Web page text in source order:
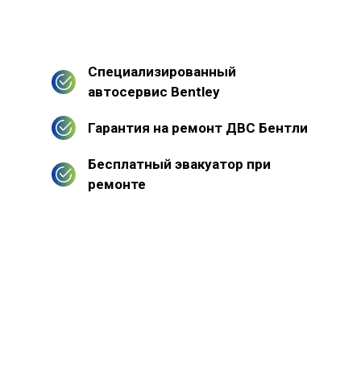
Специализированный
автосервис Bentley
Гарантия на ремонт ДВС Бентли
Бесплатный эвакуатор при
ремонте